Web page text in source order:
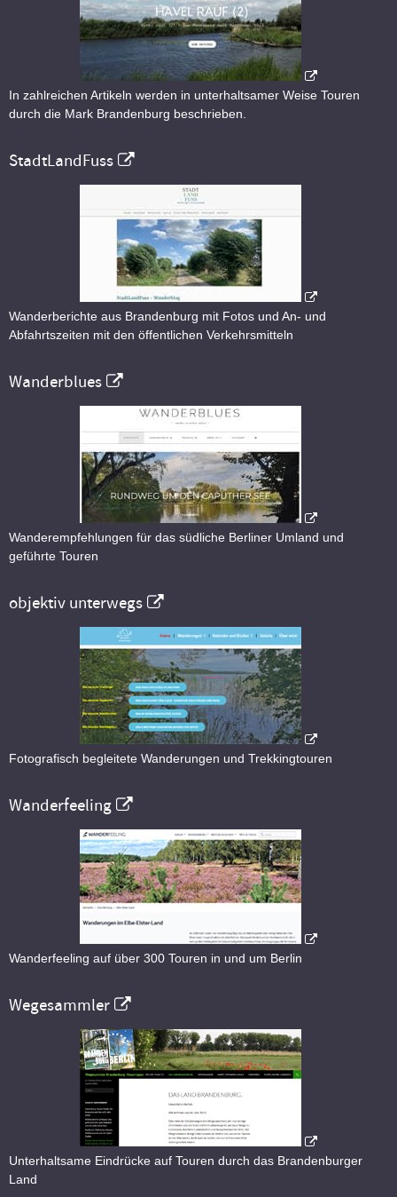
In zahlreichen Artikeln werden in unterhaltsamer Weise Touren
durch die Mark Brandenburg beschrieben.
StadtLandFuss
Wanderberichte aus Brandenburg mit Fotos und An- und
Abfahrtszeiten mit den öffentlichen Verkehrsmitteln
Wanderblues
Wanderempfehlungen für das südliche Berliner Umland und
geführte Touren
objektiv unterwegs
Fotografisch begleitete Wanderungen und Trekkingtouren
Wanderfeeling
Wanderfeeling auf über 300 Touren in und um Berlin
Wegesammler
Unterhaltsame Eindrücke auf Touren durch das Brandenburger
Land